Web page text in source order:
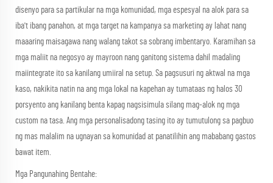
disenyo para sa partikular na mga komunidad, mga espesyal na alok para sa
iba't ibang panahon, at mga target na kampanya sa marketing ay lahat nang
maaaring maisagawa nang walang takot sa sobrang imbentaryo. Karamihan sa
mga maliit na negosyo ay mayroon nang ganitong sistema dahil madaling
maiintegrate ito sa kanilang umiiral na setup. Sa pagsusuri ng aktwal na mga
kaso, nakikita natin na ang mga lokal na kapehan ay tumataas ng halos 30
porsyento ang kanilang benta kapag nagsisimula silang mag-alok ng mga
custom na tasa. Ang mga personalisadong tasing ito ay tumutulong sa pagbuo
ng mas malalim na ugnayan sa komunidad at panatilihin ang mababang gastos
bawat item.
Mga Pangunahing Bentahe: